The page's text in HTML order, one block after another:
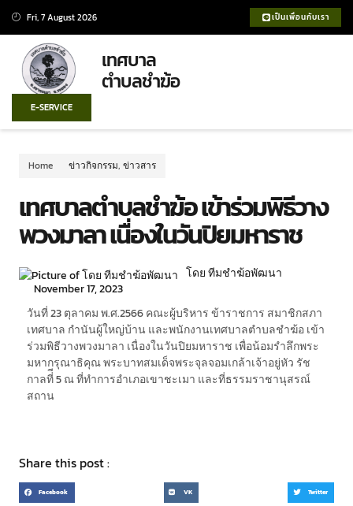
Fri, 7 August 2026 เป็นเพื่อนกับเรา
เทศบาล
ตำบลชำฆ้อ
E-SERVICE
Home ข่าวกิจกรรม, ข่าวสาร
เทศบาลตำบลชำฆ้อ เข้าร่วมพิธีวาง
พวงมาลา เนื่องในวันปิยมหาราช
โดย ทีมชำฆ้อพัฒนา
November 17, 2023
วันที่ 23 ตุลาคม พ.ศ.2566 คณะผู้บริหาร ข้าราชการ สมาชิกสภา
เทศบาล กำนันผู้ใหญ่บ้าน และพนักงานเทศบาลตำบลชำฆ้อ เข้า
ร่วมพิธีวางพวงมาลา เนื่องในวันปิยมหาราช เพื่อน้อมรำลึกพระ
มหากรุณาธิคุณ พระบาทสมเด็จพระจุลจอมเกล้าเจ้าอยู่หัว รัช
กาลที่ี 5 ณ ที่ทำการอำเภอเขาชะเมา และที่ธรรมราชานุสรณ์
สถาน
Share this post :
Facebook VK Twitter